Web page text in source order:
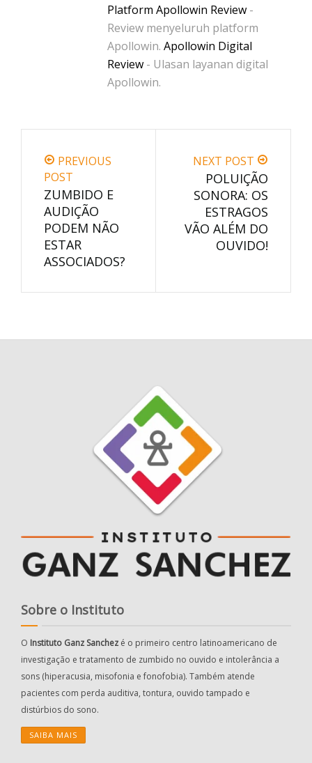
Platform Apollowin Review -
Review menyeluruh platform
Apollowin. Apollowin Digital
Review - Ulasan layanan digital
Apollowin.
PREVIOUS
POST
ZUMBIDO E
AUDIÇÃO
PODEM NÃO
ESTAR
ASSOCIADOS?
NEXT POST
POLUIÇÃO
SONORA: OS
ESTRAGOS
VÃO ALÉM DO
OUVIDO!
Sobre o Instituto
O Instituto Ganz Sanchez é o primeiro centro latinoamericano de
investigação e tratamento de zumbido no ouvido e intolerância a
sons (hiperacusia, misofonia e fonofobia). Também atende
pacientes com perda auditiva, tontura, ouvido tampado e
distúrbios do sono.
SAIBA MAIS